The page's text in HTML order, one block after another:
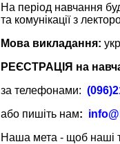
На період навчання
та комунікації з
Мова викладання:
РЕЄСТРАЦІЯ на
за телефонами:
або пишіть нам:
Наша мета - щоб наші